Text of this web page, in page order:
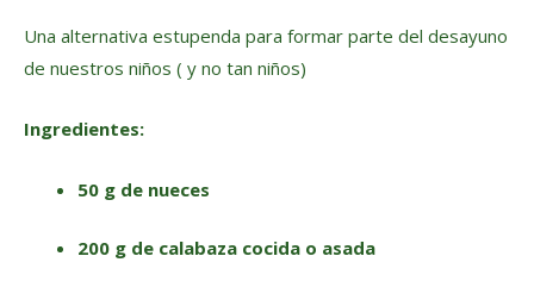
Una alternativa estupenda para formar parte del desayuno
de nuestros niños ( y no tan niños)
Ingredientes:
50 g de nueces
200 g de calabaza cocida o asada